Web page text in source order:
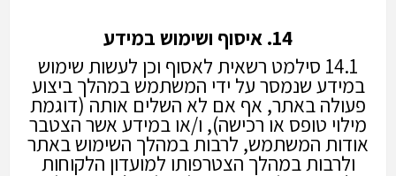
14. איסוף ושימוש במידע
14.1 סילמט רשאית לאסוף וכן לעשות שימוש
במידע שנמסר על ידי המשתמש במהלך ביצוע
פעולה באתר, אף אם לא השלים אותה (דוגמת
מילוי טופס או רכישה), ו/או במידע אשר הצטבר
אודות המשתמש, לרבות במהלך השימוש באתר
ולרבות במהלך הצטרפותו למועדון הלקוחות